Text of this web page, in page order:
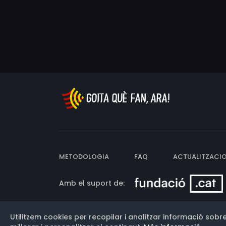
METODOLOGIA FAQ
Amb el suport de:
Versió: 3.13.0.202607011342
Utilitzem cookies per recopilar i analitzar informació